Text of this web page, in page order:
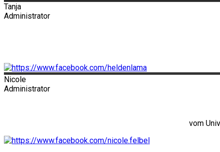
Tanja
Administrator
Nicole
Administrator
vom